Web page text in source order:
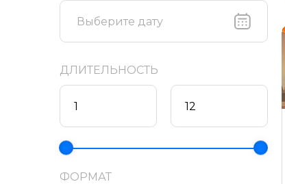
ДЛИТЕЛЬНОСТЬ
ФОРМАТ